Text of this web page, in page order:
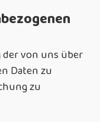
der von uns über
Daten zu
zu